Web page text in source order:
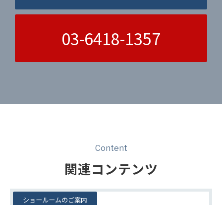
03-6418-1357
Content
関連コンテンツ
ショールームのご案内